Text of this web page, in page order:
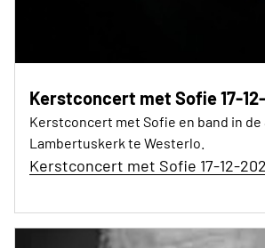
Kerstconcert met Sofie 17-
Kerstconcert met Sofie en band in de
Lambertuskerk te Westerlo.
Kerstconcert met Sofie 17-12-